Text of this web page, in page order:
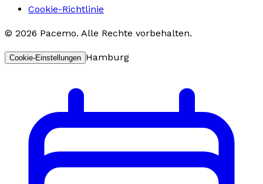
Cookie-Richtlinie
© 2026 Pacemo. Alle Rechte vorbehalten.
Cookie-Einstellungen Hamburg